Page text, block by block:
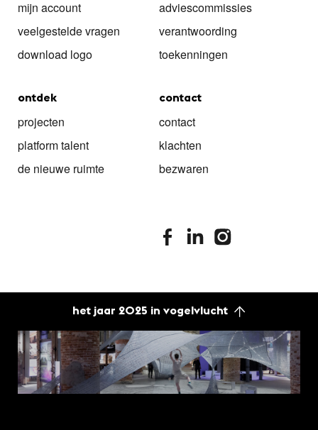
mijn account
veelgestelde vragen
download logo
adviescommissies
verantwoording
toekenningen
ontdek
projecten
platform talent
de nieuwe ruimte
contact
contact
klachten
bezwaren
stimuleringsfonds facebook
stimuleringsfonds linkedin
stimuleringsfonds
het jaar 2025 in vogelvlucht